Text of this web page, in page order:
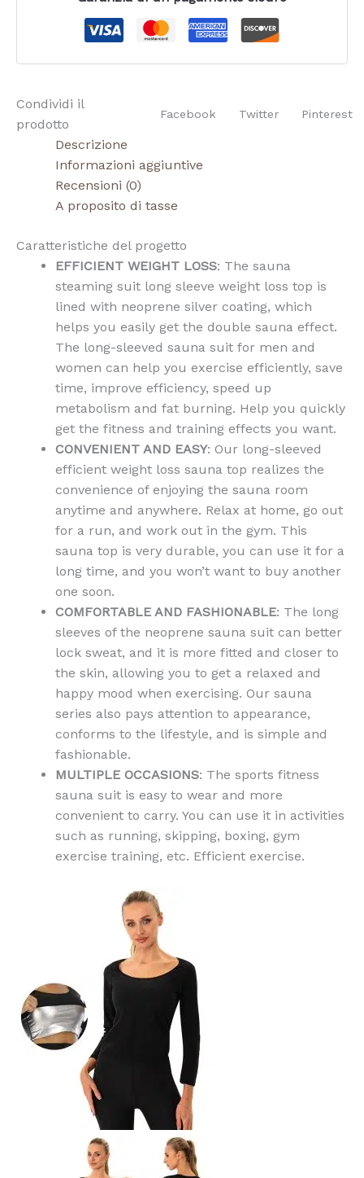
Condividi il
prodotto
Facebook Twitter Pinterest
Descrizione
Informazioni aggiuntive
Recensioni (0)
A proposito di tasse
Caratteristiche del progetto
EFFICIENT WEIGHT LOSS: The sauna
steaming suit long sleeve weight loss top is
lined with neoprene silver coating, which
helps you easily get the double sauna effect.
The long-sleeved sauna suit for men and
women can help you exercise efficiently, save
time, improve efficiency, speed up
metabolism and fat burning. Help you quickly
get the fitness and training effects you want.
CONVENIENT AND EASY: Our long-sleeved
efficient weight loss sauna top realizes the
convenience of enjoying the sauna room
anytime and anywhere. Relax at home, go out
for a run, and work out in the gym. This
sauna top is very durable, you can use it for a
long time, and you won’t want to buy another
one soon.
COMFORTABLE AND FASHIONABLE: The long
sleeves of the neoprene sauna suit can better
lock sweat, and it is more fitted and closer to
the skin, allowing you to get a relaxed and
happy mood when exercising. Our sauna
series also pays attention to appearance,
conforms to the lifestyle, and is simple and
fashionable.
MULTIPLE OCCASIONS: The sports fitness
sauna suit is easy to wear and more
convenient to carry. You can use it in activities
such as running, skipping, boxing, gym
exercise training, etc. Efficient exercise.